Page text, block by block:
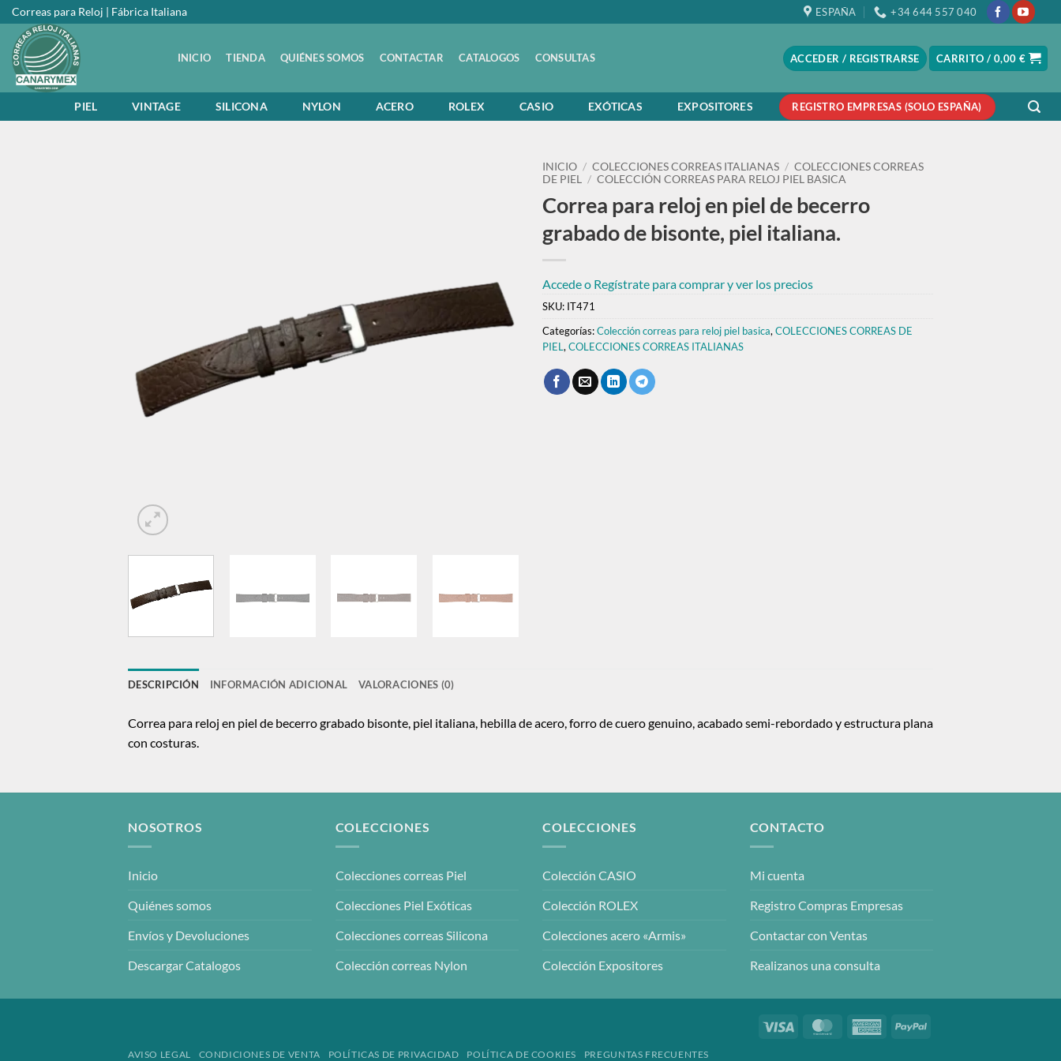
Saltar
al
contenido
Correas para Reloj | Fábrica Italiana ESPAÑA +34 644 557 040
INICIO TIENDA QUIÉNES SOMOS CONTACTAR CATALOGOS CONSULTAS ACCEDER / REGISTRARSE CARRITO / 0,00 €
PIEL VINTAGE SILICONA NYLON ACERO ROLEX CASIO EXÓTICAS EXPOSITORES REGISTRO EMPRESAS (SOLO ESPAÑA)
INICIO / COLECCIONES CORREAS ITALIANAS / COLECCIONES CORREAS
DE PIEL
/ COLECCIÓN CORREAS PARA RELOJ PIEL BASICA
Correa para reloj en piel de becerro
grabado de bisonte, piel italiana.
Accede o Regístrate para comprar y ver los precios
SKU: IT471
Categorías:Colección correas para reloj piel basica, COLECCIONES CORREAS DE
PIEL, COLECCIONES CORREAS ITALIANAS
DESCRIPCIÓN INFORMACIÓN ADICIONAL VALORACIONES (0)
Correa para reloj en piel de becerro grabado bisonte, piel italiana, hebilla de acero, forro de cuero genuino, acabado semi-rebordado y estructura plana
con costuras.
NOSOTROS
Inicio
Quiénes somos
Envíos y Devoluciones
Descargar Catalogos
COLECCIONES
Colecciones correas Piel
Colecciones Piel Exóticas
Colecciones correas Silicona
Colección correas Nylon
COLECCIONES
Colección CASIO
Colección ROLEX
Colecciones acero «Armis»
Colección Expositores
CONTACTO
Mi cuenta
Registro Compras Empresas
Contactar con Ventas
Realizanos una consulta
Visa MasterCardAmericanPayPal
AVISO LEGAL CONDICIONES DE VENTA POLÍTICAS DE PRIVACIDAD POLÍTICA DE COOKIES PREGUNTAS FRECUENTES